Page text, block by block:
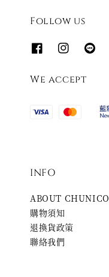
Follow us
We accept
INFO
ABOUT CHUNICO
購物須知
退換貨政策
聯絡我們